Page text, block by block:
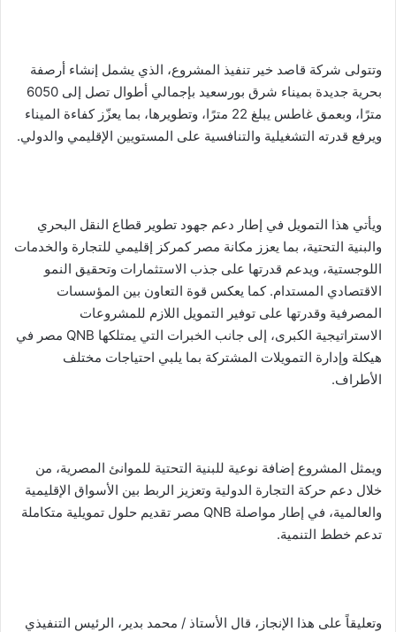
وتتولى شركة قاصد خير تنفيذ المشروع، الذي يشمل إنشاء أرصفة
بحرية جديدة بميناء شرق بورسعيد بإجمالي أطوال تصل إلى 6050
مترًا، وبعمق غاطس يبلغ 22 مترًا، وتطويرها، بما يعزّز كفاءة الميناء
ويرفع قدرته التشغيلية والتنافسية على المستويين الإقليمي والدولي.
ويأتي هذا التمويل في إطار دعم جهود تطوير قطاع النقل البحري
والبنية التحتية، بما يعزز مكانة مصر كمركز إقليمي للتجارة والخدمات
اللوجستية، ويدعم قدرتها على جذب الاستثمارات وتحقيق النمو
الاقتصادي المستدام. كما يعكس قوة التعاون بين المؤسسات
المصرفية وقدرتها على توفير التمويل اللازم للمشروعات
الاستراتيجية الكبرى، إلى جانب الخبرات التي يمتلكها QNB مصر في
هيكلة وإدارة التمويلات المشتركة بما يلبي احتياجات مختلف
الأطراف.
ويمثل المشروع إضافة نوعية للبنية التحتية للموانئ المصرية، من
خلال دعم حركة التجارة الدولية وتعزيز الربط بين الأسواق الإقليمية
والعالمية، في إطار مواصلة QNB مصر تقديم حلول تمويلية متكاملة
تدعم خطط التنمية.
وتعليقاً على هذا الإنجاز، قال الأستاذ / محمد بدير، الرئيس التنفيذي